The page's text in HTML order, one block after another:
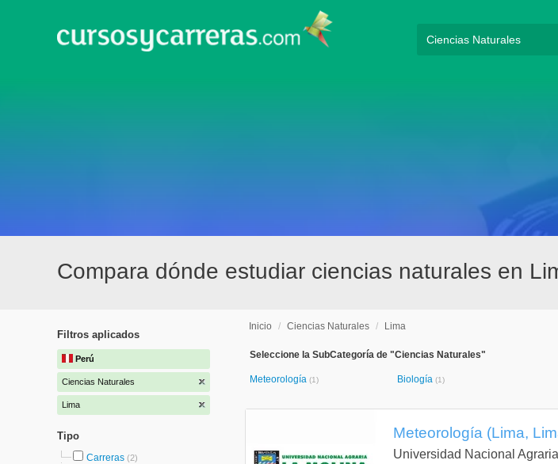
Compara dónde estudiar ciencias naturales en
Filtros aplicados
Perú
Ciencias Naturales
Lima
Tipo
Carreras (2)
Inicio / Ciencias Naturales / Lima
Seleccione la SubCategoría de "Ciencias Naturales"
Meteorología (1) Biología (1)
Meteorología (Lima,
Universidad Nacional